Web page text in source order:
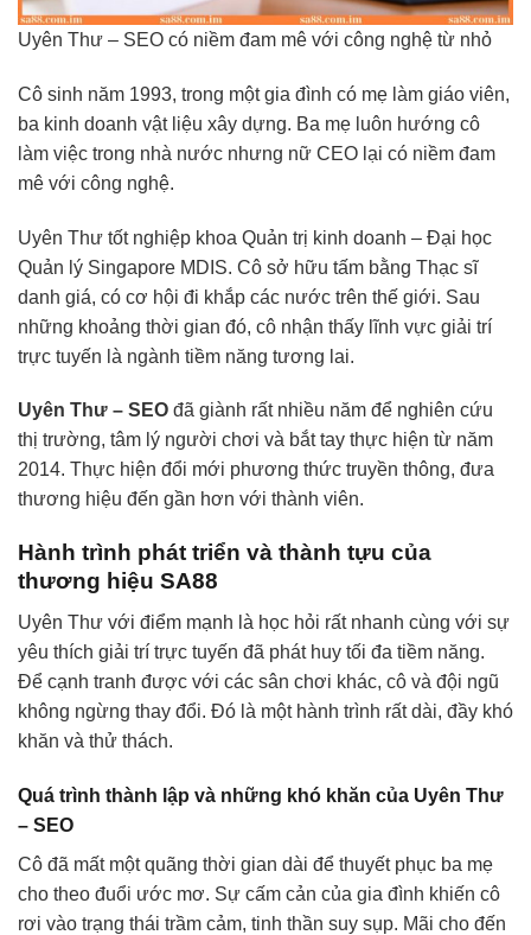
Uyên Thư – SEO có niềm đam mê với công nghệ từ nhỏ
Cô sinh năm 1993, trong một gia đình có mẹ làm giáo viên,
ba kinh doanh vật liệu xây dựng. Ba mẹ luôn hướng cô
làm việc trong nhà nước nhưng nữ CEO lại có niềm đam
mê với công nghệ.
Uyên Thư tốt nghiệp khoa Quản trị kinh doanh – Đại học
Quản lý Singapore MDIS. Cô sở hữu tấm bằng Thạc sĩ
danh giá, có cơ hội đi khắp các nước trên thế giới. Sau
những khoảng thời gian đó, cô nhận thấy lĩnh vực giải trí
trực tuyến là ngành tiềm năng tương lai.
Uyên Thư – SEO đã giành rất nhiều năm để nghiên cứu
thị trường, tâm lý người chơi và bắt tay thực hiện từ năm
2014. Thực hiện đổi mới phương thức truyền thông, đưa
thương hiệu đến gần hơn với thành viên.
Hành trình phát triển và thành tựu của
thương hiệu SA88
Uyên Thư với điểm mạnh là học hỏi rất nhanh cùng với sự
yêu thích giải trí trực tuyến đã phát huy tối đa tiềm năng.
Để cạnh tranh được với các sân chơi khác, cô và đội ngũ
không ngừng thay đổi. Đó là một hành trình rất dài, đầy khó
khăn và thử thách.
Quá trình thành lập và những khó khăn của Uyên Thư
– SEO
Cô đã mất một quãng thời gian dài để thuyết phục ba mẹ
cho theo đuổi ước mơ. Sự cấm cản của gia đình khiến cô
rơi vào trạng thái trầm cảm, tinh thần suy sụp. Mãi cho đến